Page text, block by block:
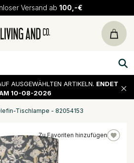
Versand ab 100,-€
AUSGEWÄHLTEN ARTIKELN. ENDET
10-08-2026
Tischlampe - 82054153
Zu Favoriten hinzufügen